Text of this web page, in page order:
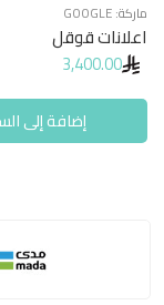
ماركة:GOOGLE
اعلانات قوقل
3,400.00
إضافة إلى